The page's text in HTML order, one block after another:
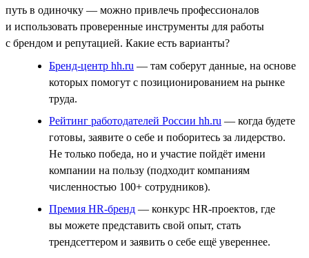
путь в одиночку — можно привлечь профессионалов
и использовать проверенные инструменты для работы
с брендом и репутацией. Какие есть варианты?
Бренд-центр hh.ru — там соберут данные, на основе
которых помогут с позиционированием на рынке
труда.
Рейтинг работодателей России hh.ru — когда будете
готовы, заявите о себе и поборитесь за лидерство.
Не только победа, но и участие пойдёт имени
компании на пользу (подходит компаниям
численностью 100+ сотрудников).
Премия HR-бренд — конкурс HR-проектов, где
вы можете представить свой опыт, стать
трендсеттером и заявить о себе ещё увереннее.